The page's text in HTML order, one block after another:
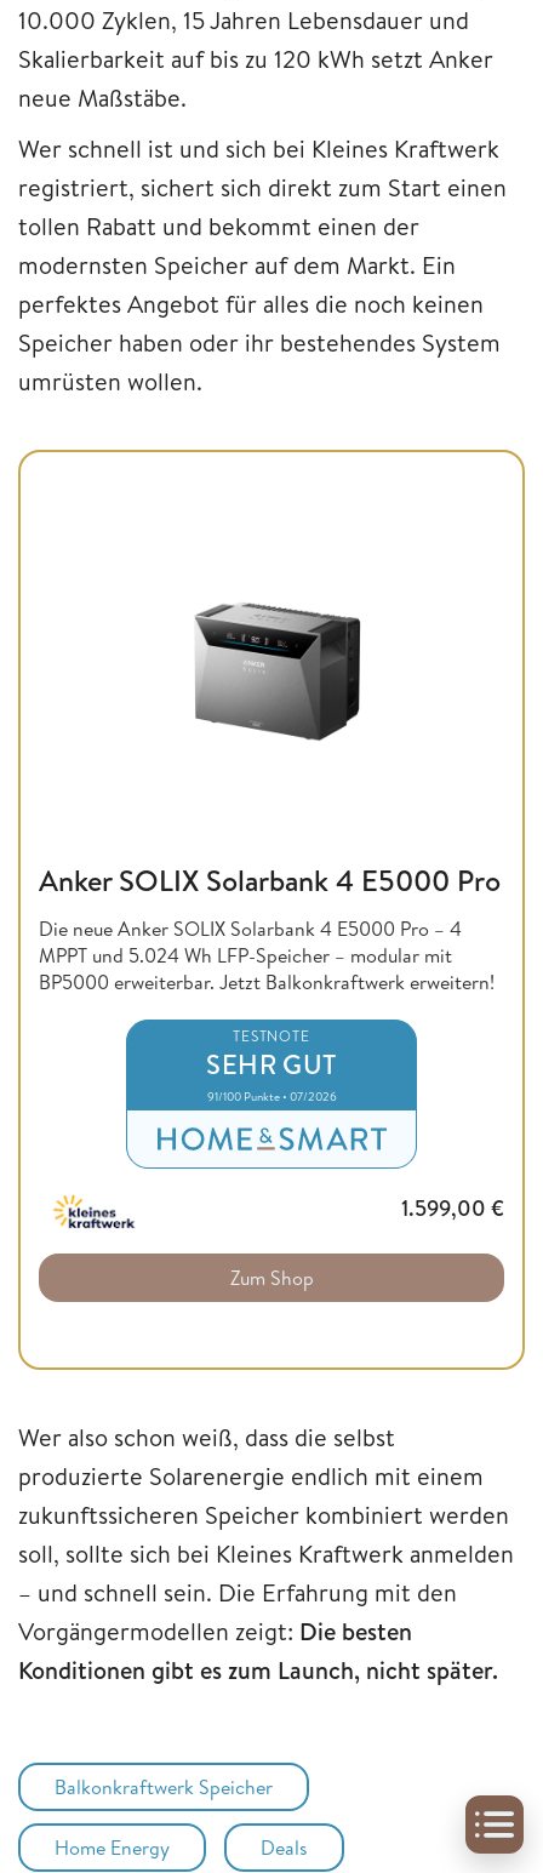
10.000 Zyklen, 15 Jahren Lebensdauer und
Skalierbarkeit auf bis zu 120 kWh setzt Anker
neue Maßstäbe.
Wer schnell ist und sich bei Kleines Kraftwerk
registriert, sichert sich direkt zum Start einen
tollen Rabatt und bekommt einen der
modernsten Speicher auf dem Markt. Ein
perfektes Angebot für alles die noch keinen
Speicher haben oder ihr bestehendes System
umrüsten wollen.
Anker SOLIX Solarbank 4 E5000 Pro
Die neue Anker SOLIX Solarbank 4 E5000 Pro – 4
MPPT und 5.024 Wh LFP-Speicher – modular mit
BP5000 erweiterbar. Jetzt Balkonkraftwerk erweitern!
TESTNOTE
SEHR GUT
91/100 Punkte • 07/2026
1.599,00 €
Zum Shop
Wer also schon weiß, dass die selbst
produzierte Solarenergie endlich mit einem
zukunftssicheren Speicher kombiniert werden
soll, sollte sich bei Kleines Kraftwerk anmelden
– und schnell sein. Die Erfahrung mit den
Vorgängermodellen zeigt: Die besten
Konditionen gibt es zum Launch, nicht später.
Balkonkraftwerk Speicher
Home Energy Deals